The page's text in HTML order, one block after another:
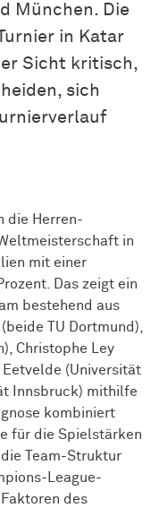
München. Die
in Katar
Sicht kritisch,
sich
die Herren-
in
mit einer
Das zeigt ein
bestehend aus
TU Dortmund),
Christophe Ley
Eetvelde (Universität
Innsbruck) mithilfe
kombiniert
für die Spielstärken
Team-Struktur
League-
des